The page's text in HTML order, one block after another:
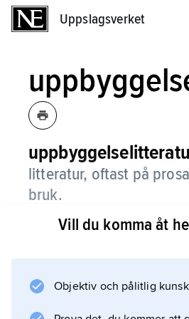
Uppslagsverket
litteratur, oftast på
bruk.
Viktiga genrer är böner,
”The Pilgrim’s Progress”
Vill du komma åt
Objektiv och pålitlig